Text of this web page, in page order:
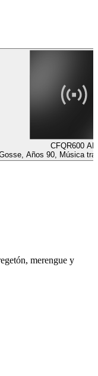
CFQR600 AM
Años 90, Música
merengue y